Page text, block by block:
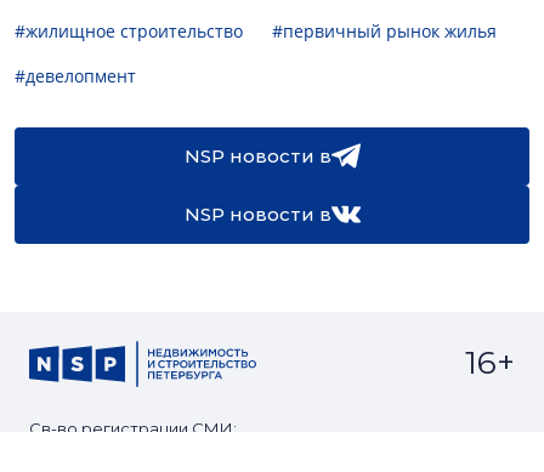
#жилищное строительство
#первичный рынок жилья
#девелопмент
NSP новости в
NSP новости в
Св-во регистрации СМИ:
16+